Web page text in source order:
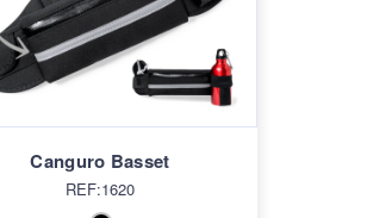
Canguro Basset
REF:1620